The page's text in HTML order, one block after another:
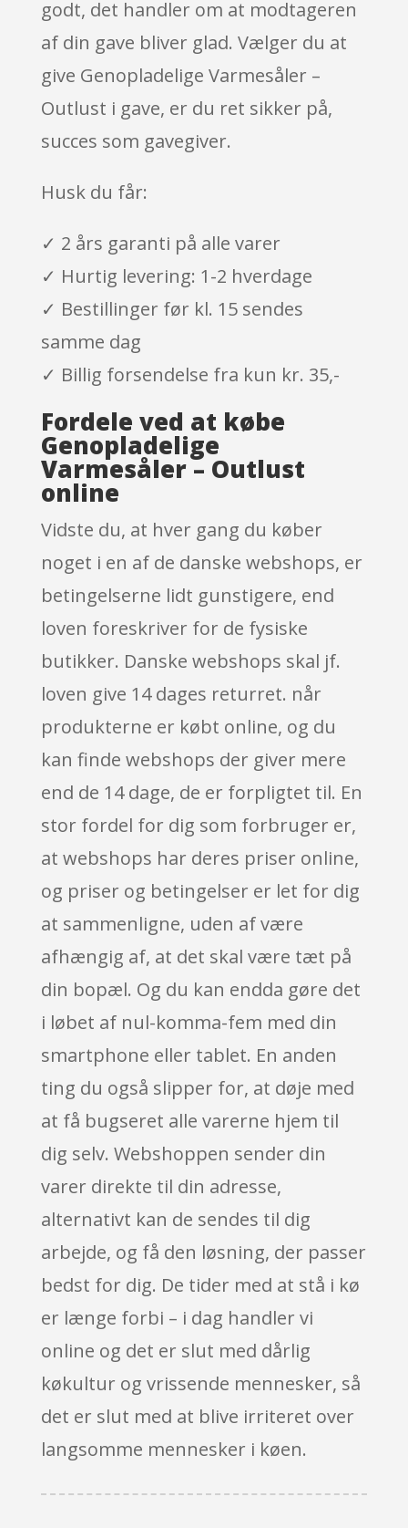
godt, det handler om at modtageren
af din gave bliver glad. Vælger du at
give Genopladelige Varmesåler –
Outlust i gave, er du ret sikker på,
succes som gavegiver.
Husk du får:
✓ 2 års garanti på alle varer
✓ Hurtig levering: 1-2 hverdage
✓ Bestillinger før kl. 15 sendes
samme dag
✓ Billig forsendelse fra kun kr. 35,-
Fordele ved at købe
Genopladelige
Varmesåler – Outlust
online
Vidste du, at hver gang du køber
noget i en af de danske webshops, er
betingelserne lidt gunstigere, end
loven foreskriver for de fysiske
butikker. Danske webshops skal jf.
loven give 14 dages returret. når
produkterne er købt online, og du
kan finde webshops der giver mere
end de 14 dage, de er forpligtet til. En
stor fordel for dig som forbruger er,
at webshops har deres priser online,
og priser og betingelser er let for dig
at sammenligne, uden af være
afhængig af, at det skal være tæt på
din bopæl. Og du kan endda gøre det
i løbet af nul-komma-fem med din
smartphone eller tablet. En anden
ting du også slipper for, at døje med
at få bugseret alle varerne hjem til
dig selv. Webshoppen sender din
varer direkte til din adresse,
alternativt kan de sendes til dig
arbejde, og få den løsning, der passer
bedst for dig. De tider med at stå i kø
er længe forbi – i dag handler vi
online og det er slut med dårlig
køkultur og vrissende mennesker, så
det er slut med at blive irriteret over
langsomme mennesker i køen.